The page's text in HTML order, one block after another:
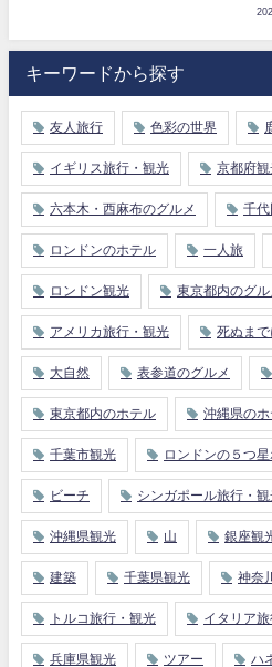
キーワードから探す
友人旅行 色彩の世界
イギリス旅行・観光 京都府観
六本木・西麻布のグルメ 千代
ロンドンのホテル 一人旅
ロンドン観光 東京都内のグル
アメリカ旅行・観光 死ぬま
大自然 表参道のグルメ
東京都内のホテル 沖縄県のホ
千葉市観光 ロンドンの５つ
ビーチ シンガポール旅行・観
沖縄県観光 山 銀座観
建築 千葉県観光 神奈
トルコ旅行・観光 イタリア
兵庫県観光 ツアー ハ